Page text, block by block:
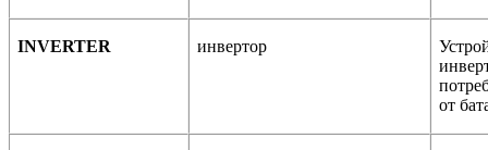
INVERTER инвертор
от